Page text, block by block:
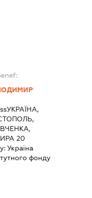
УКРАЇНА,
20
Україна
фонду